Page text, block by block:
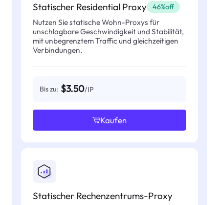
Statischer Residential Proxy 46%off
Nutzen Sie statische Wohn-Proxys für
unschlagbare Geschwindigkeit und Stabilität,
mit unbegrenztem Traffic und gleichzeitigen
Verbindungen.
Bis zu: $3.50/IP
Kaufen
Statischer Rechenzentrums-Proxy